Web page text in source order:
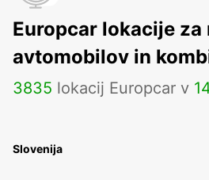
Europcar lokacije za
avtomobilov in
3835 lokacij Europcar v
Slovenija